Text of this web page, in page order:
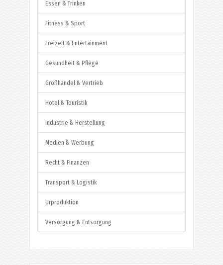
Essen & Trinken
Fitness & Sport
Freizeit & Entertainment
Gesundheit & Pflege
Großhandel & Vertrieb
Hotel & Touristik
Industrie & Herstellung
Medien & Werbung
Recht & Finanzen
Transport & Logistik
Urproduktion
Versorgung & Entsorgung